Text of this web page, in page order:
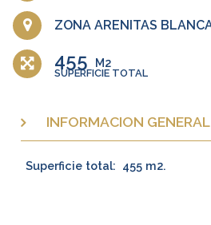
ZONA ARENITAS
455 M2
SUPERFICIE TOTAL
INFORMACION GENERAL
Superficie total: 455 m2.